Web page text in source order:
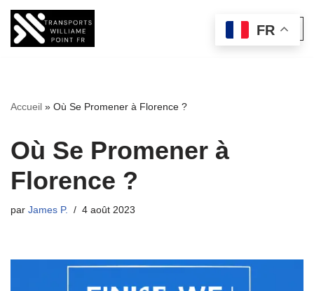
Aller
Accueil » Où Se Promener à Florence ?
Où Se Promener à
Florence ?
par James P. 4 août 2023
FR